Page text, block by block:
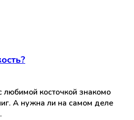
косточкой знакомо
А нужна ли на самом деле